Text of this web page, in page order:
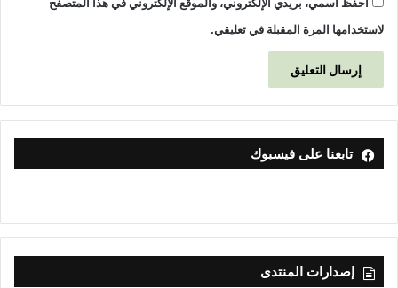
لاستخدامها المرة المقبلة في تعليقي.
تابعنا على فيسبوك
إصدارات المنتدى